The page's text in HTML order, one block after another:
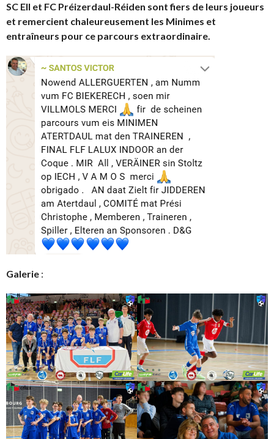
SC Ell et FC Préizerdaul-Réiden sont fiers de leurs joueurs
et remercient chaleureusement les Minimes et
entraîneurs pour ce parcours extraordinaire.
Galerie :